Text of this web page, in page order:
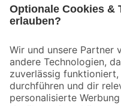
Der toom Newsletter: Keine
Zur Newsletter